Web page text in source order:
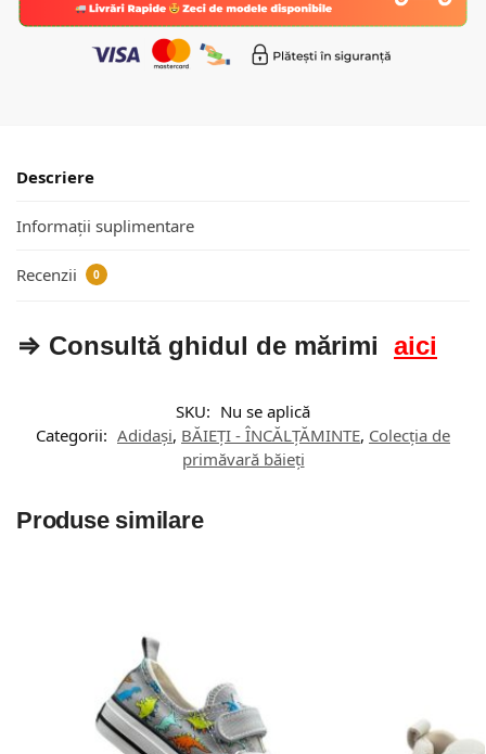
Descriere
Informații suplimentare
Recenzii 0
⇒ Consultă ghidul de mărimi aici
SKU: Nu se aplică
Categorii: Adidași, BĂIEȚI - ÎNCĂLȚĂMINTE, Colecția de
primăvară băieți
Produse similare